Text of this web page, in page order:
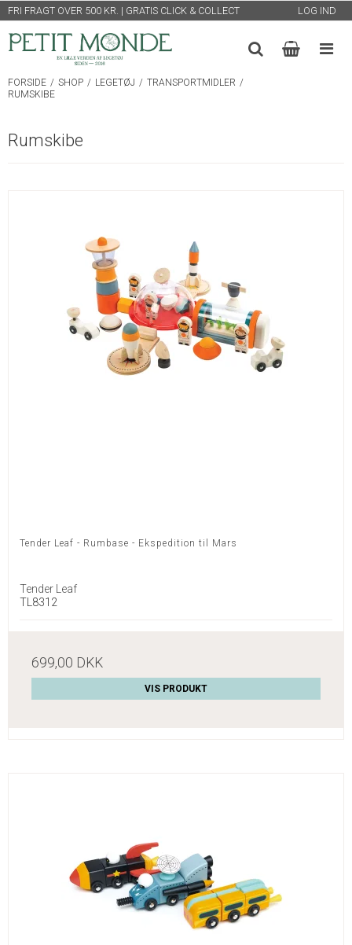
FRI FRAGT OVER 500 KR. | GRATIS CLICK & COLLECT LOG IND
FORSIDE / SHOP / LEGETØJ / TRANSPORTMIDLER /
RUMSKIBE
Rumskibe
Tender Leaf - Rumbase - Ekspedition til Mars
Tender Leaf
TL8312
699,00 DKK
VIS PRODUKT